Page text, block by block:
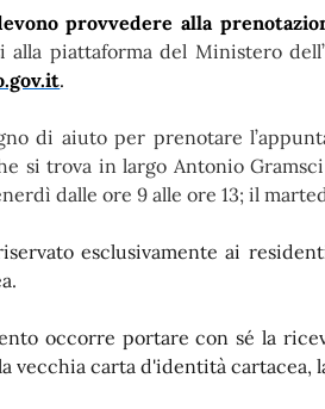
provvedere alla
alla piattaforma del Ministero
.
di aiuto per prenotare
si trova in largo Antonio
dalle ore 9 alle ore 13; il
esclusivamente ai
occorre portare con sé la
vecchia carta d'identità cartacea,